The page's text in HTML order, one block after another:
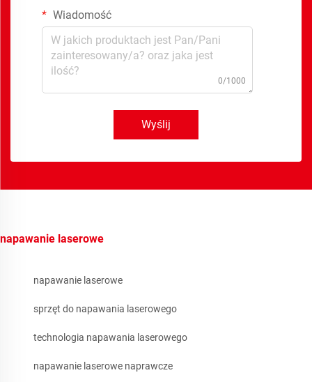
Wiadomość
0/1000
Wyślij
napawanie laserowe
napawanie laserowe
sprzęt do napawania laserowego
technologia napawania laserowego
napawanie laserowe naprawcze